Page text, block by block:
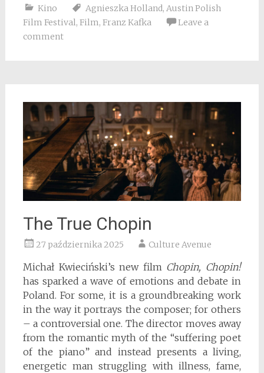
Kino Agnieszka Holland, Austin Polish
Film Festival, Film, Franz Kafka
Leave a
comment
The True Chopin
27 października 2025 Culture Avenue
Michał Kwieciński’s new film Chopin, Chopin!
has sparked a wave of emotions and debate in
Poland. For some, it is a groundbreaking work
in the way it portrays the composer; for others
– a controversial one. The director moves away
from the romantic myth of the “suffering poet
of the piano” and instead presents a living,
energetic man struggling with illness, fame,